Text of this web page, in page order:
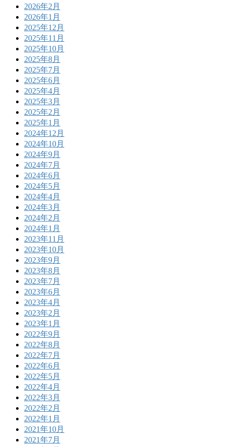
2026年2月
2026年1月
2025年12月
2025年11月
2025年10月
2025年8月
2025年7月
2025年6月
2025年4月
2025年3月
2025年2月
2025年1月
2024年12月
2024年10月
2024年9月
2024年7月
2024年6月
2024年5月
2024年4月
2024年3月
2024年2月
2024年1月
2023年11月
2023年10月
2023年9月
2023年8月
2023年7月
2023年6月
2023年4月
2023年2月
2023年1月
2022年9月
2022年8月
2022年7月
2022年6月
2022年5月
2022年4月
2022年3月
2022年2月
2022年1月
2021年10月
2021年7月